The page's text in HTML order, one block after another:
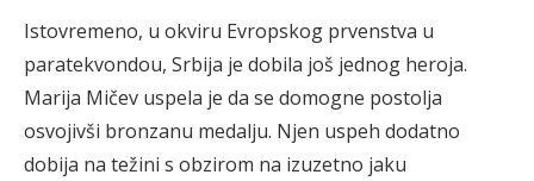
Istovremeno, u okviru Evropskog prvenstva u
paratekvondou, Srbija je dobila još jednog heroja.
Marija Mičev uspela je da se domogne postolja
osvojivši bronzanu medalju. Njen uspeh dodatno
dobija na težini s obzirom na izuzetno jaku